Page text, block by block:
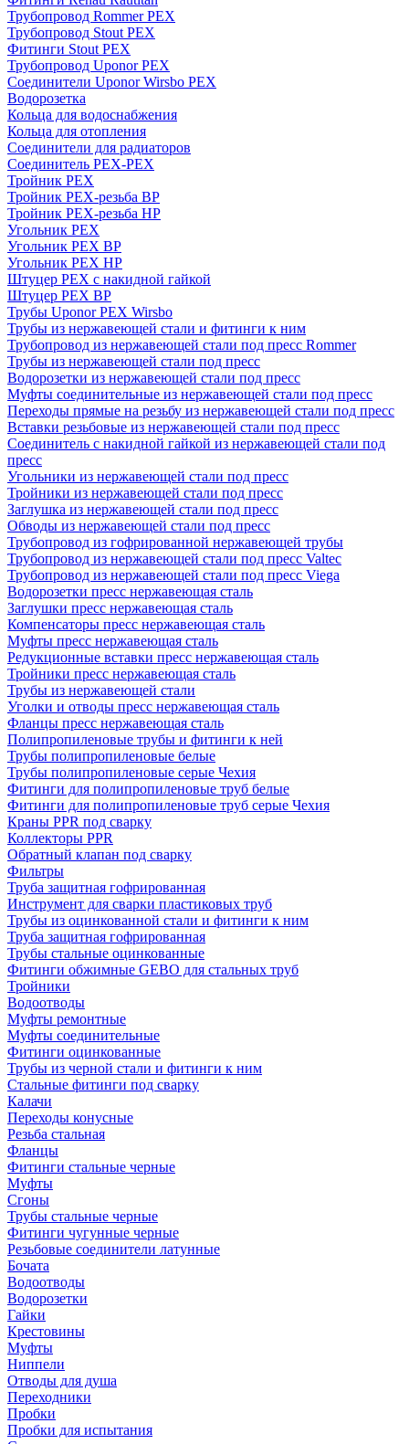
Трубопровод Rommer PEX
Трубопровод Stout PEX
Фитинги Stout PEX
Трубопровод Uponor PEX
Соединители Uponor Wirsbo PEX
Водорозетка
Кольца для водоснабжения
Кольца для отопления
Соединители для радиаторов
Соединитель PEX-PEX
Тройник PEX
Тройник PEX-резьба ВР
Тройник PEX-резьба НР
Угольник PEX
Угольник PEX ВР
Угольник PEX НР
Штуцер PEX c накидной гайкой
Штуцер PEX ВР
Трубы Uponor PEX Wirsbo
Трубы из нержавеющей стали и фитинги к ним
Трубопровод из нержавеющей стали под пресс Rommer
Трубы из нержавеющей стали под пресс
Водорозетки из нержавеющей стали под пресс
Муфты соединительные из нержавеющей стали под пресс
Переходы прямые на резьбу из нержавеющей стали под пресс
Вставки резьбовые из нержавеющей стали под пресс
Соединитель с накидной гайкой из нержавеющей стали под
пресс
Угольники из нержавеющей стали под пресс
Тройники из нержавеющей стали под пресс
Заглушка из нержавеющей стали под пресс
Обводы из нержавеющей стали под пресс
Трубопровод из гофрированной нержавеющей трубы
Трубопровод из нержавеющей стали под пресс Valtec
Трубопровод из нержавеющей стали под пресс Viega
Водорозетки пресс нержавеющая сталь
Заглушки пресс нержавеющая сталь
Компенсаторы пресс нержавеющая сталь
Муфты пресс нержавеющая сталь
Редукционные вставки пресс нержавеющая сталь
Тройники пресс нержавеющая сталь
Трубы из нержавеющей стали
Уголки и отводы пресс нержавеющая сталь
Фланцы пресс нержавеющая сталь
Полипропиленовые трубы и фитинги к ней
Трубы полипропиленовые белые
Трубы полипропиленовые серые Чехия
Фитинги для полипропиленовые труб белые
Фитинги для полипропиленовые труб серые Чехия
Краны PPR под сварку
Коллекторы PPR
Обратный клапан под сварку
Фильтры
Труба защитная гофрированная
Инструмент для сварки пластиковых труб
Трубы из оцинкованной стали и фитинги к ним
Труба защитная гофрированная
Трубы стальные оцинкованные
Фитинги обжимные GEBO для стальных труб
Тройники
Водоотводы
Муфты ремонтные
Муфты соединительные
Фитинги оцинкованные
Трубы из черной стали и фитинги к ним
Стальные фитинги под сварку
Калачи
Переходы конусные
Резьба стальная
Фланцы
Фитинги стальные черные
Муфты
Сгоны
Трубы стальные черные
Фитинги чугунные черные
Резьбовые соединители латунные
Бочата
Водоотводы
Водорозетки
Гайки
Крестовины
Муфты
Ниппели
Отводы для душа
Переходники
Пробки
Пробки для испытания